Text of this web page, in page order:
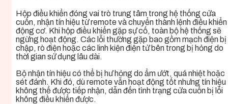
Hộp điều khiển đóng vai trò trung tâm trong hệ thống cửa
cuốn, nhận tín hiệu từ remote và chuyển thành lệnh điều khiển
động cơ. Khi hộp điều khiển gặp sự cố, toàn bộ hệ thống sẽ
ngừng hoạt động. Các lỗi thường gặp bao gồm mạch điện bị
chập, rò điện hoặc các linh kiện điện tử bên trong bị hỏng do
thời gian sử dụng lâu dài.
Bộ nhận tín hiệu có thể bị hư hỏng do ẩm ướt, quá nhiệt hoặc
sét đánh. Khi đó, dù remote vẫn hoạt động tốt nhưng tín hiệu
không thể được tiếp nhận, dẫn đến tình trạng cửa cuốn bị lỗi
không điều khiển được.